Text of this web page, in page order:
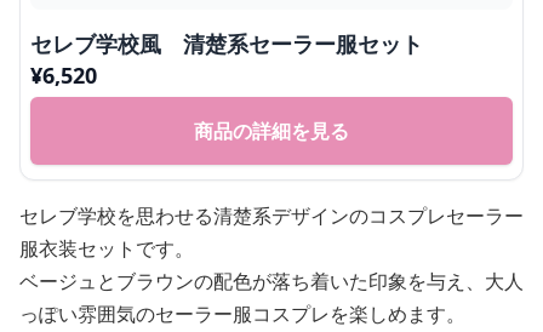
セレブ学校風 清楚系セーラー服セット
¥6,520
商品の詳細を見る
セレブ学校を思わせる清楚系デザインのコスプレセーラー
服衣装セットです。
ベージュとブラウンの配色が落ち着いた印象を与え、大人
っぽい雰囲気のセーラー服コスプレを楽しめます。